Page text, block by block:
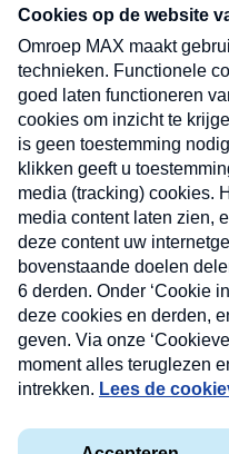
nieuwsbrief. Elke
uw mailbox.
Privacyverklaring
Nieuwsbrief
Neem hier een gratis
nieuwsbrief. Elke